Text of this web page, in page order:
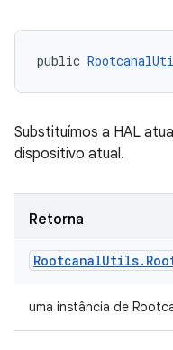
public
Substituímos a HAL
dispositivo atual.
Retorna
RootcanalUtils.
uma instância de